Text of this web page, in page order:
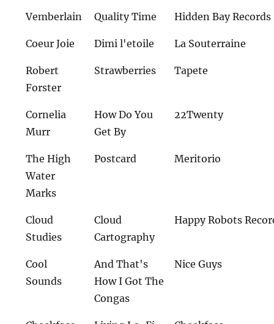
Vemberlain Quality Time Hidden Bay Records
Coeur Joie Dimi l'etoile La Souterraine
Robert
Forster
Strawberries Tapete
Cornelia
Murr
How Do You
Get By
22Twenty
The High
Water
Marks
Postcard Meritorio
Cloud
Studies
Cloud
Cartography
Happy Robots
Cool
Sounds
And That's
How I Got The
Congas
Nice Guys